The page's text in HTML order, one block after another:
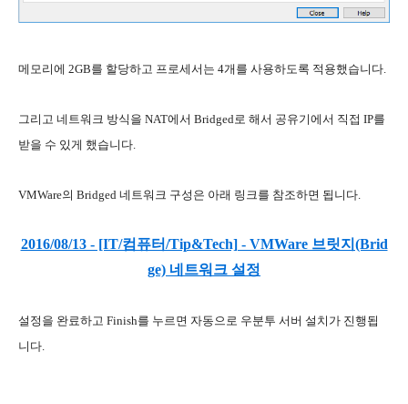
메모리에 2GB를 할당하고 프로세서는 4개를 사용하도록 적용했습니다.
그리고 네트워크 방식을 NAT에서 Bridged로 해서 공유기에서 직접 IP를
받을 수 있게 했습니다.
VMWare의 Bridged 네트워크 구성은 아래 링크를 참조하면 됩니다.
2016/08/13 - [IT/컴퓨터/Tip&Tech] - VMWare 브릿지(Brid
ge) 네트워크 설정
설정을 완료하고 Finish를 누르면 자동으로 우분투 서버 설치가 진행됩
니다.